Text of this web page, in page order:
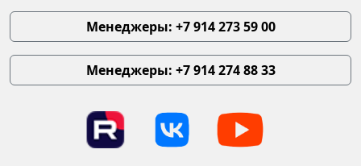
Менеджеры: +7 914 273 59 00
Менеджеры: +7 914 274 88 33